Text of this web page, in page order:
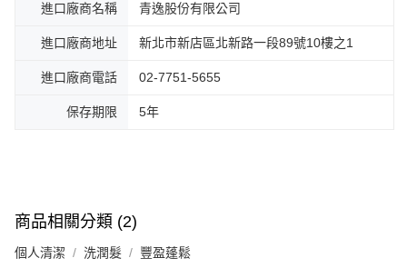
進口廠商名稱 青逸股份有限公司
進口廠商地址 新北市新店區北新路一段89號10樓之1
進口廠商電話 02-7751-5655
保存期限 5年
商品相關分類 (2)
個人清潔 洗潤髮 豐盈蓬鬆